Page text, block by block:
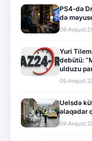
PS4-də
də
Yuri
debütü:
ulduzu
Uelsdə
əlaqədar